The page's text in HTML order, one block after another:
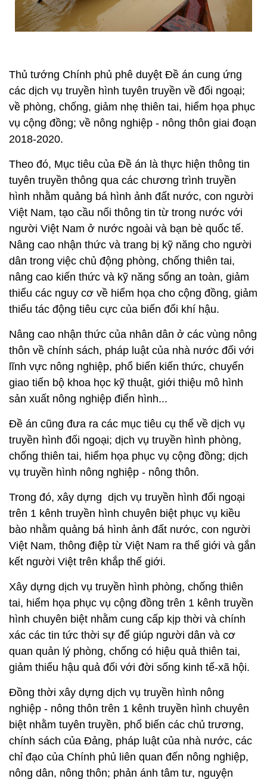
Thủ tướng Chính phủ phê duyệt Đề án cung ứng
các dịch vụ truyền hình tuyên truyền về đối ngoại;
về phòng, chống, giảm nhẹ thiên tai, hiểm họa phục
vụ cộng đồng; về nông nghiệp - nông thôn giai đoạn
2018-2020.
Theo đó, Mục tiêu của Đề án là thực hiện thông tin
tuyên truyền thông qua các chương trình truyền
hình nhằm quảng bá hình ảnh đất nước, con người
Việt Nam, tạo cầu nối thông tin từ trong nước với
người Việt Nam ở nước ngoài và bạn bè quốc tế.
Nâng cao nhận thức và trang bị kỹ năng cho người
dân trong việc chủ động phòng, chống thiên tai,
nâng cao kiến thức và kỹ năng sống an toàn, giảm
thiểu các nguy cơ về hiểm họa cho cộng đồng, giảm
thiểu tác động tiêu cực của biến đổi khí hậu.
Nâng cao nhận thức của nhân dân ở các vùng nông
thôn về chính sách, pháp luật của nhà nước đối với
lĩnh vực nông nghiệp, phổ biến kiến thức, chuyển
giao tiến bộ khoa học kỹ thuật, giới thiệu mô hình
sản xuất nông nghiệp điển hình...
Đề án cũng đưa ra các mục tiêu cụ thể về dịch vụ
truyền hình đối ngoại; dịch vụ truyền hình phòng,
chống thiên tai, hiểm họa phục vụ cộng đồng; dịch
vụ truyền hình nông nghiệp - nông thôn.
Trong đó, xây dựng dịch vụ truyền hình đối ngoại
trên 1 kênh truyền hình chuyên biệt phục vụ kiều
bào nhằm quảng bá hình ảnh đất nước, con người
Việt Nam, thông điệp từ Việt Nam ra thế giới và gắn
kết người Việt trên khắp thế giới.
Xây dựng dịch vụ truyền hình phòng, chống thiên
tai, hiểm họa phục vụ cộng đồng trên 1 kênh truyền
hình chuyên biệt nhằm cung cấp kịp thời và chính
xác các tin tức thời sự để giúp người dân và cơ
quan quản lý phòng, chống có hiệu quả thiên tai,
giảm thiểu hậu quả đối với đời sống kinh tế-xã hội.
Đồng thời xây dựng dịch vụ truyền hình nông
nghiệp - nông thôn trên 1 kênh truyền hình chuyên
biệt nhằm tuyên truyền, phổ biến các chủ trương,
chính sách của Đảng, pháp luật của nhà nước, các
chỉ đạo của Chính phủ liên quan đến nông nghiệp,
nông dân, nông thôn; phản ánh tâm tư, nguyện